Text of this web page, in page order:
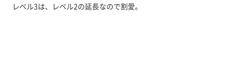
レベル3は、レベル2の延長なので割愛。